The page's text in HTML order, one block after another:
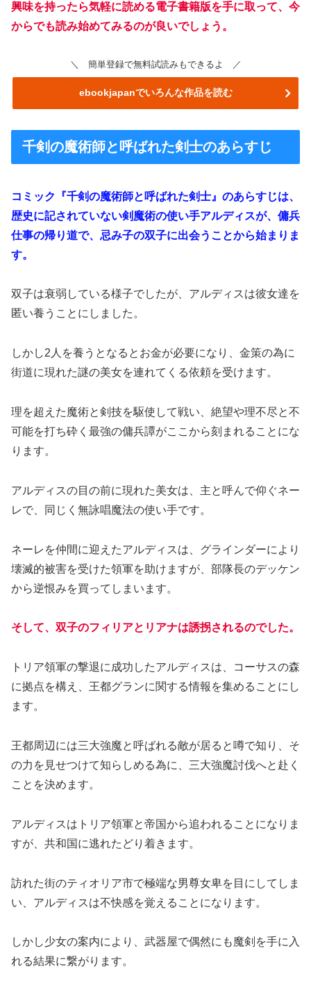
興味を持ったら気軽に読める電子書籍版を手に取って、今
からでも読み始めてみるのが良いでしょう。
＼ 簡単登録で無料試読みもできるよ ／
ebookjapanでいろんな作品を読む
千剣の魔術師と呼ばれた剣士のあらすじ
コミック『千剣の魔術師と呼ばれた剣士』のあらすじは、
歴史に記されていない剣魔術の使い手アルディスが、傭兵
仕事の帰り道で、忌み子の双子に出会うことから始まりま
す。
双子は衰弱している様子でしたが、アルディスは彼女達を
匿い養うことにしました。
しかし2人を養うとなるとお金が必要になり、金策の為に
街道に現れた謎の美女を連れてくる依頼を受けます。
理を超えた魔術と剣技を駆使して戦い、絶望や理不尽と不
可能を打ち砕く最強の傭兵譚がここから刻まれることにな
ります。
アルディスの目の前に現れた美女は、主と呼んで仰ぐネー
レで、同じく無詠唱魔法の使い手です。
ネーレを仲間に迎えたアルディスは、グラインダーにより
壊滅的被害を受けた領軍を助けますが、部隊長のデッケン
から逆恨みを買ってしまいます。
そして、双子のフィリアとリアナは誘拐されるのでした。
トリア領軍の撃退に成功したアルディスは、コーサスの森
に拠点を構え、王都グランに関する情報を集めることにし
ます。
王都周辺には三大強魔と呼ばれる敵が居ると噂で知り、そ
の力を見せつけて知らしめる為に、三大強魔討伐へと赴く
ことを決めます。
アルディスはトリア領軍と帝国から追われることになりま
すが、共和国に逃れたどり着きます。
訪れた街のティオリア市で極端な男尊女卑を目にしてしま
い、アルディスは不快感を覚えることになります。
しかし少女の案内により、武器屋で偶然にも魔剣を手に入
れる結果に繋がります。